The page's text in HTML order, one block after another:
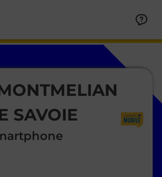
SAVOIE
nouvel onglet